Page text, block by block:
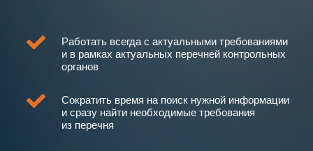
Работать всегда с актуальными требованиями
и в рамках актуальных перечней контрольных
органов
Сократить время на поиск нужной информации
и сразу найти необходимые требования
из перечня